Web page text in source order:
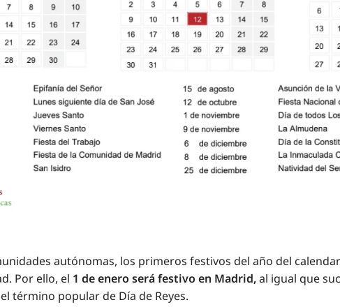
autónomas, los primeros festivos del año del
Por ello, el 1 de enero será festivo en Madrid,al igual que
término popular de Día de Reyes.